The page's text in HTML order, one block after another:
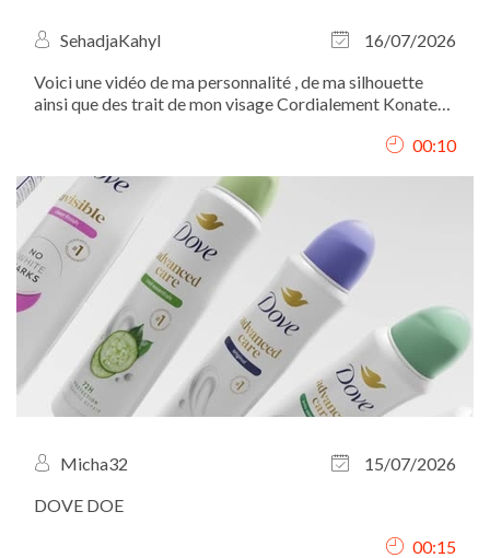
SehadjaKahyl
16/07/2026
Voici une vidéo de ma personnalité , de ma silhouette
ainsi que des trait de mon visage Cordialement Konate
00:10
Micha32
15/07/2026
DOVE DOE
00:15